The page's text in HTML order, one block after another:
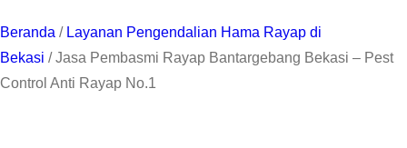
Beranda / Layanan Pengendalian Hama Rayap di
Bekasi / Jasa Pembasmi Rayap Bantargebang Bekasi – Pest
Control Anti Rayap No.1